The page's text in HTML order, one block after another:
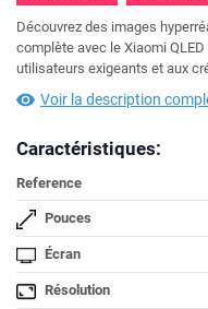
Découvrez des images
complète avec le Xiaomi QLED
utilisateurs exigeants et aux
Voir la description
Caractéristiques:
Reference
Pouces
Écran
Résolution